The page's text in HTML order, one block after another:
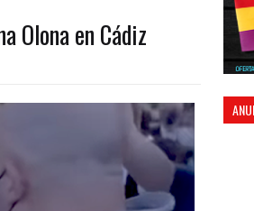
Olona en Cádiz